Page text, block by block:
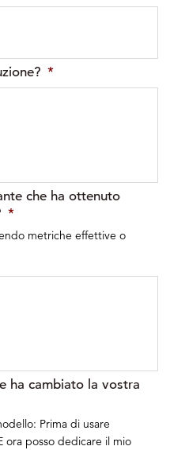
*
che ha ottenuto
*
metriche effettive o
ha cambiato la vostra
Prima di usare
ora posso dedicare il mio